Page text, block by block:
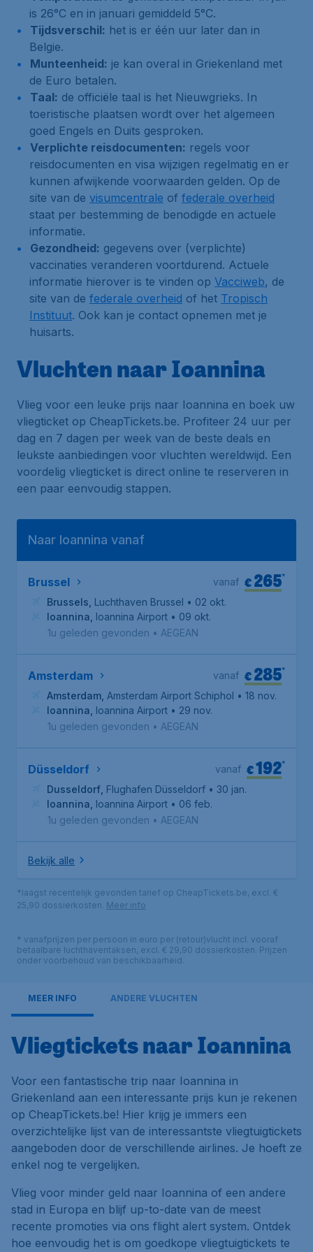
is 26°C en in januari gemiddeld 5°C.
Tijdsverschil: het is er één uur later dan in
Belgie.
Munteenheid: je kan overal in Griekenland met
de Euro betalen.
Taal: de officiële taal is het Nieuwgrieks. In
toeristische plaatsen wordt over het algemeen
goed Engels en Duits gesproken.
Verplichte reisdocumenten: regels voor
reisdocumenten en visa wijzigen regelmatig en er
kunnen afwijkende voorwaarden gelden. Op de
site van de visumcentrale of federale overheid
staat per bestemming de benodigde en actuele
informatie.
Gezondheid: gegevens over (verplichte)
vaccinaties veranderen voortdurend. Actuele
informatie hierover is te vinden op Vacciweb, de
site van de federale overheid of het Tropisch
Instituut. Ook kan je contact opnemen met je
huisarts.
Vluchten naar Ioannina
Vlieg voor een leuke prijs naar Ioannina en boek uw
vliegticket op CheapTickets.be. Profiteer 24 uur per
dag en 7 dagen per week van de beste deals en
leukste aanbiedingen voor vluchten wereldwijd. Een
voordelig vliegticket is direct online te reserveren in
een paar eenvoudig stappen.
Naar Ioannina vanaf
Brussel €265*
vanaf
Brussels Luchthaven Brussel • 02 okt.
Ioannina Ioannina Airport • 09 okt.
1u geleden gevonden • AEGEAN
Amsterdam €285*
vanaf
Amsterdam Amsterdam Airport Schiphol • 18 nov.
Ioannina Ioannina Airport • 29 nov.
1u geleden gevonden • AEGEAN
Düsseldorf €192*
vanaf
Dusseldorf Flughafen Düsseldorf • 30 jan.
Ioannina Ioannina Airport • 06 feb.
1u geleden gevonden • AEGEAN
Bekijk alle
*laagst recentelijk gevonden tarief op CheapTickets.be, excl. €
25,90 dossierkosten. Meer info
* vanafprijzen per persoon in euro per (retour)vlucht incl. vooraf
betaalbare luchthaventaksen, excl. € 29,90 dossierkosten. Prijzen
onder voorbehoud van beschikbaarheid.
MEER INFO ANDERE VLUCHTEN
Vliegtickets naar Ioannina
Voor een fantastische trip naar Ioannina in
Griekenland aan een interessante prijs kun je rekenen
op CheapTickets.be! Hier krijg je immers een
overzichtelijke lijst van de interessantste vliegtuigtickets
aangeboden door de verschillende airlines. Je hoeft ze
enkel nog te vergelijken.
Vlieg voor minder geld naar Ioannina of een andere
stad in Europa en blijf up-to-date van de meest
recente promoties via ons flight alert system. Ontdek
hoe eenvoudig het is om goedkope vliegtuigtickets te